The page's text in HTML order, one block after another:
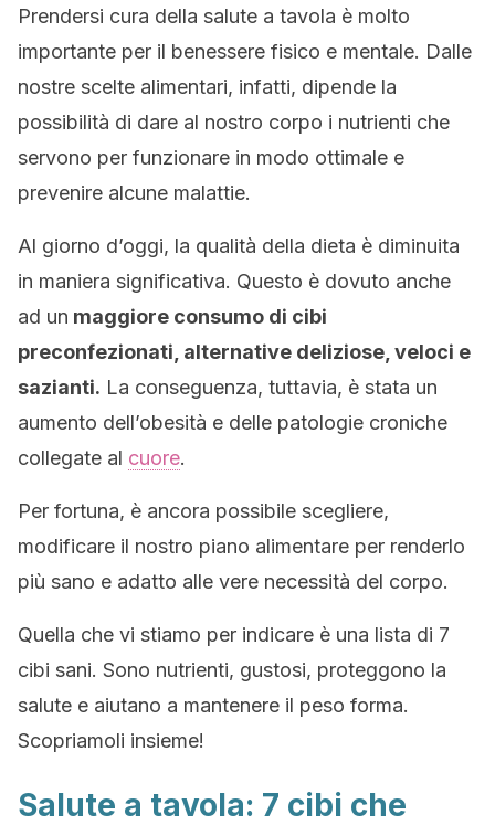
Prendersi cura della salute a tavola è molto
importante per il benessere fisico e mentale. Dalle
nostre scelte alimentari, infatti, dipende la
possibilità di dare al nostro corpo i nutrienti che
servono per funzionare in modo ottimale e
prevenire alcune malattie.
Al giorno d’oggi, la qualità della dieta è diminuita
in maniera significativa. Questo è dovuto anche
ad un maggiore consumo di cibi
preconfezionati, alternative deliziose, veloci e
sazianti. La conseguenza, tuttavia, è stata un
aumento dell’obesità e delle patologie croniche
collegate al cuore.
Per fortuna, è ancora possibile scegliere,
modificare il nostro piano alimentare per renderlo
più sano e adatto alle vere necessità del corpo.
Quella che vi stiamo per indicare è una lista di 7
cibi sani. Sono nutrienti, gustosi, proteggono la
salute e aiutano a mantenere il peso forma.
Scopriamoli insieme!
Salute a tavola: 7 cibi che